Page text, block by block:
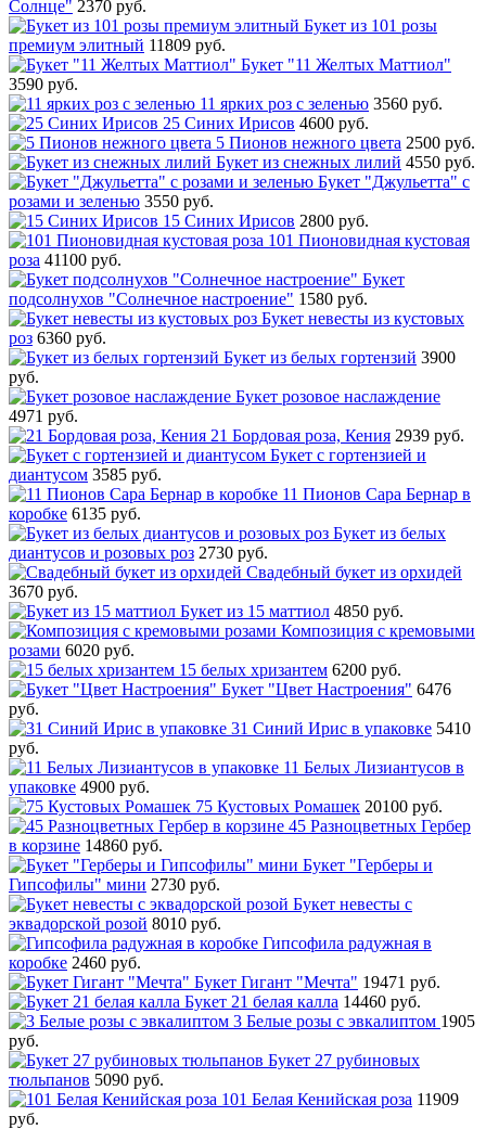
Солнце" 2370 руб.
Букет из 101 розы
премиум элитный 11809 руб.
Букет "11 Желтых Маттиол"
3590 руб.
11 ярких роз с зеленью 3560 руб.
25 Синих Ирисов 4600 руб.
5 Пионов нежного цвета 2500 руб.
Букет из снежных лилий 4550 руб.
Букет "Джульетта" с
розами и зеленью 3550 руб.
15 Синих Ирисов 2800 руб.
101 Пионовидная кустовая
роза 41100 руб.
Букет
подсолнухов "Солнечное настроение" 1580 руб.
Букет невесты из кустовых
роз 6360 руб.
Букет из белых гортензий 3900
руб.
Букет розовое наслаждение
4971 руб.
21 Бордовая роза, Кения 2939 руб.
Букет с гортензией и
диантусом 3585 руб.
11 Пионов Сара Бернар в
коробке 6135 руб.
Букет из белых
диантусов и розовых роз 2730 руб.
Свадебный букет из орхидей
3670 руб.
Букет из 15 маттиол 4850 руб.
Композиция с кремовыми
розами 6020 руб.
15 белых хризантем 6200 руб.
Букет "Цвет Настроения" 6476
руб.
31 Синий Ирис в упаковке 5410
руб.
11 Белых Лизиантусов в
упаковке 4900 руб.
75 Кустовых Ромашек 20100 руб.
45 Разноцветных Гербер
в корзине 14860 руб.
Букет "Герберы и
Гипсофилы" мини 2730 руб.
Букет невесты с
эквадорской розой 8010 руб.
Гипсофила радужная в
коробке 2460 руб.
Букет Гигант "Мечта" 19471 руб.
Букет 21 белая калла 14460 руб.
3 Белые розы с эвкалиптом 1905
руб.
Букет 27 рубиновых
тюльпанов 5090 руб.
101 Белая Кенийская роза 11909
руб.